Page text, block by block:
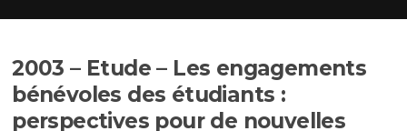
2003 – Etude – Les engagements
bénévoles des étudiants :
perspectives pour de nouvelles